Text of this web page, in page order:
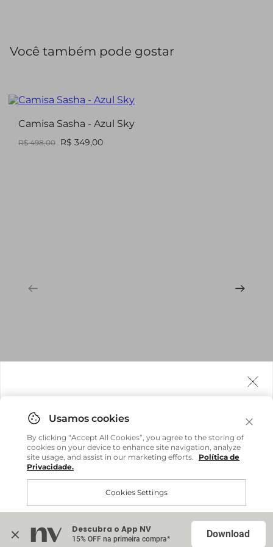
Você também pode gostar
Camisa Sasha - Azul Sky
R$ 498,00 R$ 349,00
Descubra o App NV
15% OFF na primeira compra* Download
em sua casa, não importa onde você estiver.
Comprar no site internacional
Internacional
By clicking “Accept All Cookies”, you agree to the storing of
cookies on your device to enhance site navigation, analyze
site usage, and assist in our marketing efforts.
Política de
Privacidade.
Cookies Settings
Accept All Cookies